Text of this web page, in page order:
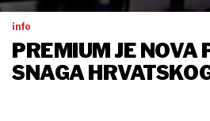
info
PREMIUM JE NOVA
SNAGA